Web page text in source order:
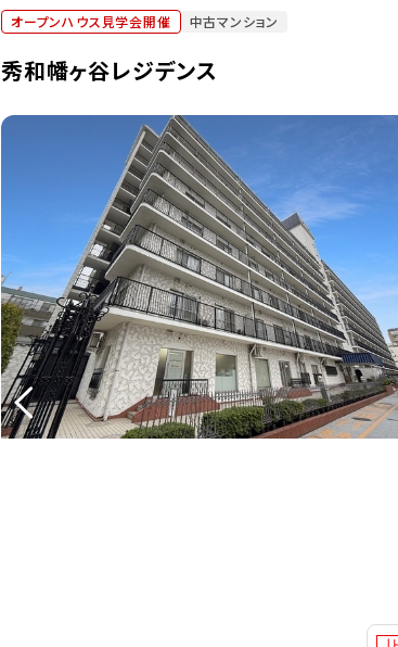
オープンハウス見学会開催 中古マンション
秀和幡ヶ谷レジデンス